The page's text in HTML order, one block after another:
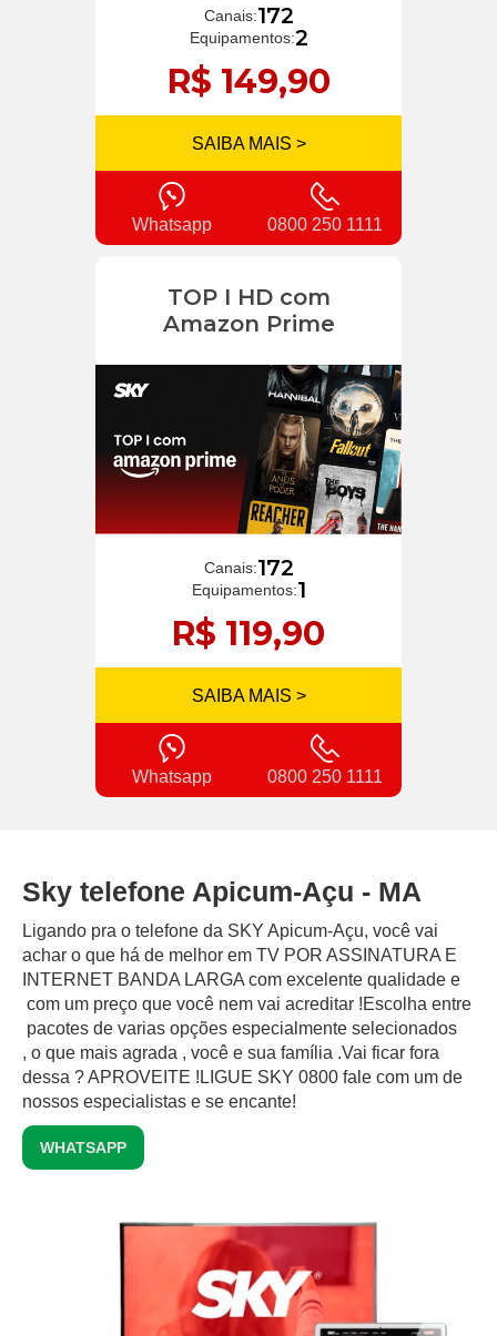
Canais:172
Equipamentos:2
R$ 149,90
SAIBA MAIS >
Whatsapp 0800 250 1111
TOP I HD com
Amazon Prime
Canais:172
Equipamentos:1
R$ 119,90
SAIBA MAIS >
Whatsapp 0800 250 1111
Sky telefone Apicum-Açu - MA
Ligando pra o telefone da SKY Apicum-Açu, você vai
achar o que há de melhor em TV POR ASSINATURA E
INTERNET BANDA LARGA com excelente qualidade e
com um preço que você nem vai acreditar !Escolha entre
pacotes de varias opções especialmente selecionados
, o que mais agrada , você e sua família .Vai ficar fora
dessa ? APROVEITE !LIGUE SKY 0800 fale com um de
nossos especialistas e se encante!
WHATSAPP